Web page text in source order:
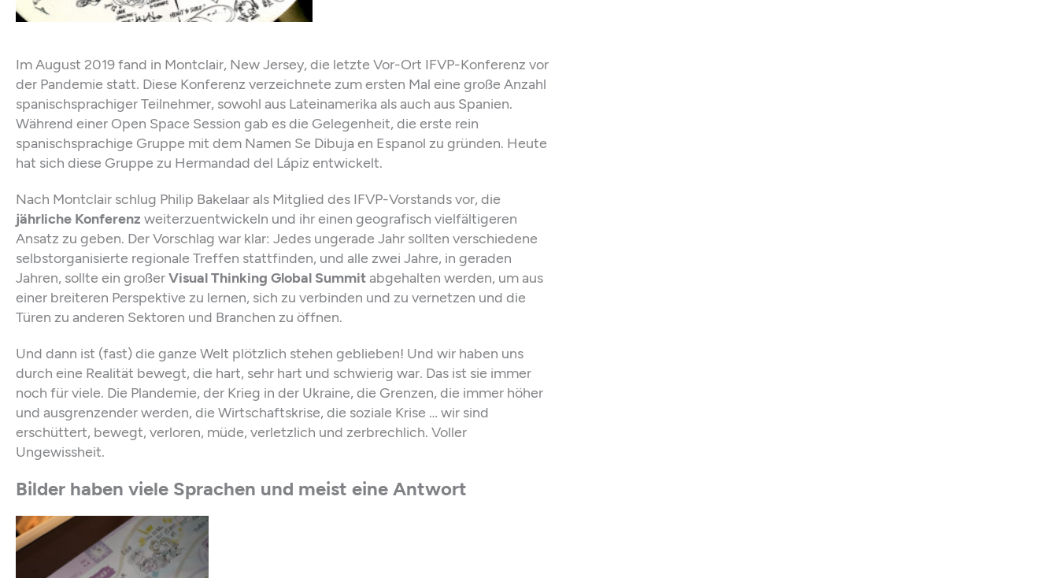
Im August 2019 fand in Montclair, New Jersey, die letzte Vor-Ort IFVP-Konferenz vor
der Pandemie statt. Diese Konferenz verzeichnete zum ersten Mal eine große Anzahl
spanischsprachiger Teilnehmer, sowohl aus Lateinamerika als auch aus Spanien.
Während einer Open Space Session gab es die Gelegenheit, die erste rein
spanischsprachige Gruppe mit dem Namen Se Dibuja en Espanol zu gründen. Heute
hat sich diese Gruppe zu Hermandad del Lápiz entwickelt.
Nach Montclair schlug Philip Bakelaar als Mitglied des IFVP-Vorstands vor, die
jährliche Konferenz weiterzuentwickeln und ihr einen geografisch vielfältigeren
Ansatz zu geben. Der Vorschlag war klar: Jedes ungerade Jahr sollten verschiedene
selbstorganisierte regionale Treffen stattfinden, und alle zwei Jahre, in geraden
Jahren, sollte ein großerVisual Thinking Global Summitabgehalten werden, um aus
einer breiteren Perspektive zu lernen, sich zu verbinden und zu vernetzen und die
Türen zu anderen Sektoren und Branchen zu öffnen.
Und dann ist (fast) die ganze Welt plötzlich stehen geblieben! Und wir haben uns
durch eine Realität bewegt, die hart, sehr hart und schwierig war. Das ist sie immer
noch für viele. Die Plandemie, der Krieg in der Ukraine, die Grenzen, die immer höher
und ausgrenzender werden, die Wirtschaftskrise, die soziale Krise … wir sind
erschüttert, bewegt, verloren, müde, verletzlich und zerbrechlich. Voller
Ungewissheit.
Bilder haben viele Sprachen und meist eine Antwort